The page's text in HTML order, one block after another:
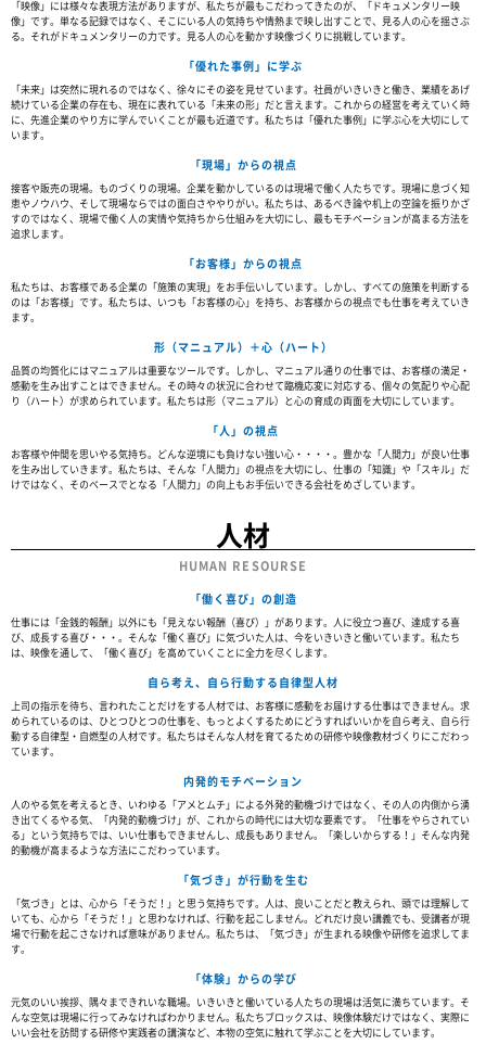
「映像」には様々な表現方法がありますが、私たちが最もこだわってきたのが、「ドキュメンタリー映
像」です。単なる記録ではなく、そこにいる人の気持ちや情熱まで映し出すことで、見る人の心を揺さぶ
る。それがドキュメンタリーの力です。見る人の心を動かす映像づくりに挑戦しています。
「優れた事例」に学ぶ
「未来」は突然に現れるのではなく、徐々にその姿を見せています。社員がいきいきと働き、業績をあげ
続けている企業の存在も、現在に表れている「未来の形」だと言えます。これからの経営を考えていく時
に、先進企業のやり方に学んでいくことが最も近道です。私たちは「優れた事例」に学ぶ心を大切にして
います。
「現場」からの視点
接客や販売の現場。ものづくりの現場。企業を動かしているのは現場で働く人たちです。現場に息づく知
恵やノウハウ、そして現場ならではの面白さややりがい。私たちは、あるべき論や机上の空論を振りかざ
すのではなく、現場で働く人の実情や気持ちから仕組みを大切にし、最もモチベーションが高まる方法を
追求します。
「お客様」からの視点
私たちは、お客様である企業の「施策の実現」をお手伝いしています。しかし、すべての施策を判断する
のは「お客様」です。私たちは、いつも「お客様の心」を持ち、お客様からの視点でも仕事を考えていき
ます。
形（マニュアル）＋心（ハート）
品質の均質化にはマニュアルは重要なツールです。しかし、マニュアル通りの仕事では、お客様の満足・
感動を生み出すことはできません。その時々の状況に合わせて臨機応変に対応する、個々の気配りや心配
り（ハート）が求められています。私たちは形（マニュアル）と心の育成の両面を大切にしています。
「人」の視点
お客様や仲間を思いやる気持ち。どんな逆境にも負けない強い心・・・・。豊かな「人間力」が良い仕事
を生み出していきます。私たちは、そんな「人間力」の視点を大切にし、仕事の「知識」や「スキル」だ
けではなく、そのベースでとなる「人間力」の向上もお手伝いできる会社をめざしています。
人材
HUMAN RESOURSE
「働く喜び」の創造
仕事には「金銭的報酬」以外にも「見えない報酬（喜び）」があります。人に役立つ喜び、達成する喜
び、成長する喜び・・・。そんな「働く喜び」に気づいた人は、今をいきいきと働いています。私たち
は、映像を通して、「働く喜び」を高めていくことに全力を尽くします。
自ら考え、自ら行動する自律型人材
上司の指示を待ち、言われたことだけをする人材では、お客様に感動をお届けする仕事はできません。求
められているのは、ひとつひとつの仕事を、もっとよくするためにどうすればいいかを自ら考え、自ら行
動する自律型・自燃型の人材です。私たちはそんな人材を育てるための研修や映像教材づくりにこだわっ
ています。
内発的モチベーション
人のやる気を考えるとき、いわゆる「アメとムチ」による外発的動機づけではなく、その人の内側から湧
き出てくるやる気、「内発的動機づけ」が、これからの時代には大切な要素です。「仕事をやらされてい
る」という気持ちでは、いい仕事もできませんし、成長もありません。「楽しいからする！」そんな内発
的動機が高まるような方法にこだわっています。
「気づき」が行動を生む
「気づき」とは、心から「そうだ！」と思う気持ちです。人は、良いことだと教えられ、頭では理解して
いても、心から「そうだ！」と思わなければ、行動を起こしません。どれだけ良い講義でも、受講者が現
場で行動を起こさなければ意味がありません。私たちは、「気づき」が生まれる映像や研修を追求してま
す。
「体験」からの学び
元気のいい挨拶、隅々まできれいな職場。いきいきと働いている人たちの現場は活気に満ちています。そ
んな空気は現場に行ってみなければわかりません。私たちブロックスは、映像体験だけではなく、実際に
いい会社を訪問する研修や実践者の講演など、本物の空気に触れて学ぶことを大切にしています。